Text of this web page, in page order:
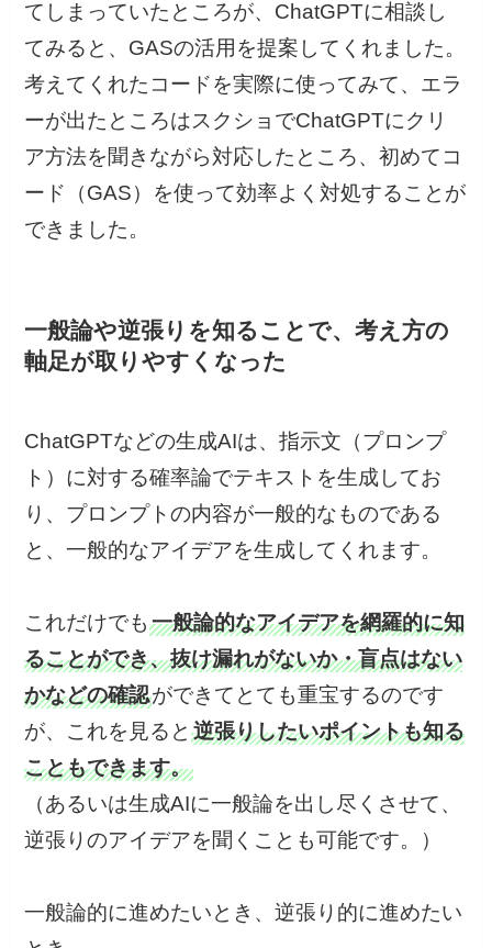
てしまっていたところが、ChatGPTに相談し
てみると、GASの活用を提案してくれました。
考えてくれたコードを実際に使ってみて、エラ
ーが出たところはスクショでChatGPTにクリ
ア方法を聞きながら対応したところ、初めてコ
ード（GAS）を使って効率よく対処することが
できました。
一般論や逆張りを知ることで、考え方の
軸足が取りやすくなった
ChatGPTなどの生成AIは、指示文（プロンプ
ト）に対する確率論でテキストを生成してお
り、プロンプトの内容が一般的なものである
と、一般的なアイデアを生成してくれます。
これだけでも一般論的なアイデアを網羅的に知
ることができ、抜け漏れがないか・盲点はない
かなどの確認ができてとても重宝するのです
が、これを見ると逆張りしたいポイントも知る
こともできます。
（あるいは生成AIに一般論を出し尽くさせて、
逆張りのアイデアを聞くことも可能です。）
一般論的に進めたいとき、逆張り的に進めたい